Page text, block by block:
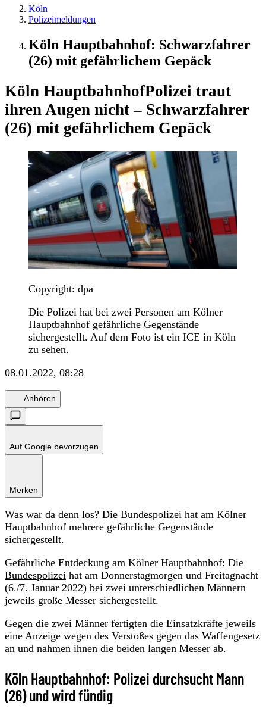
Köln
Polizeimeldungen
Köln Hauptbahnhof: Schwarzfahrer
(26) mit gefährlichem Gepäck
Köln HauptbahnhofPolizei traut
ihren Augen nicht – Schwarzfahrer
(26) mit gefährlichem Gepäck
Copyright: dpa
Die Polizei hat bei zwei Personen am Kölner
Hauptbahnhof gefährliche Gegenstände
sichergestellt. Auf dem Foto ist ein ICE in Köln
zu sehen.
08.01.2022, 08:28
Anhören
Auf Google bevorzugen
Merken
Was war da denn los? Die Bundespolizei hat am Kölner
Hauptbahnhof mehrere gefährliche Gegenstände
sichergestellt.
Gefährliche Entdeckung am Kölner Hauptbahnhof: Die
Bundespolizei hat am Donnerstagmorgen und Freitagnacht
(6./7. Januar 2022) bei zwei unterschiedlichen Männern
jeweils große Messer sichergestellt.
Gegen die zwei Männer fertigten die Einsatzkräfte jeweils
eine Anzeige wegen des Verstoßes gegen das Waffengesetz
an und nahmen ihnen die beiden langen Messer ab.
Köln Hauptbahnhof: Polizei durchsucht Mann
(26) und wird fündig